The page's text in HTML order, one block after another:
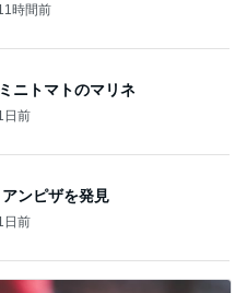
時間前
ニトマトのマリネ
日前
ンピザを発見
日前